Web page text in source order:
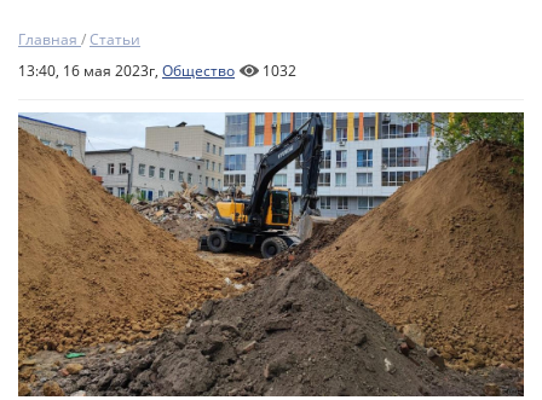
Главная /Статьи
13:40, 16 мая 2023г, Общество 1032